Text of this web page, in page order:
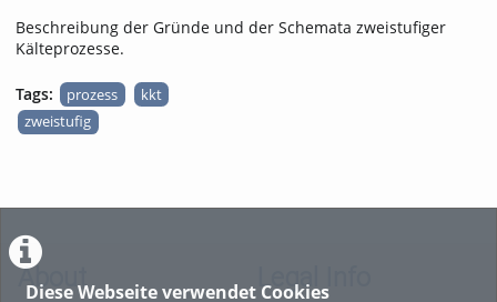
Diese Webseite verwendet Cookies
Beschreibung der Gründe und der Schemata zweistufiger
Kälteprozesse.
Tags: prozess
kkt
zweistufig
About Legal Info